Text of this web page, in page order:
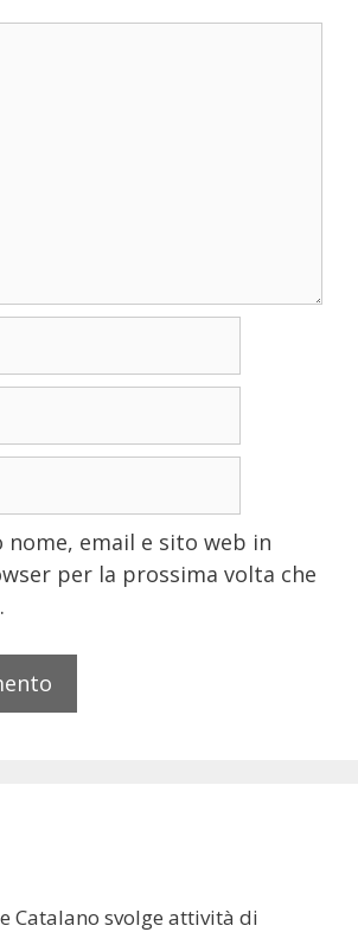
nome, email e sito web in
per la prossima volta che
Catalano svolge attività di